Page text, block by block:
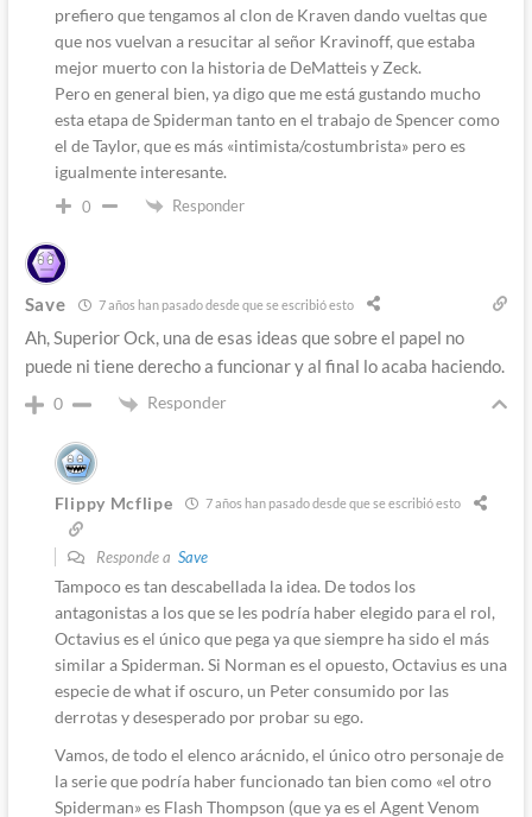
prefiero que tengamos al clon de Kraven dando vueltas que
que nos vuelvan a resucitar al señor Kravinoff, que estaba
mejor muerto con la historia de DeMatteis y Zeck.
Pero en general bien, ya digo que me está gustando mucho
esta etapa de Spiderman tanto en el trabajo de Spencer como
el de Taylor, que es más «intimista/costumbrista» pero es
igualmente interesante.
0 Responder
Save 7 años han pasado desde que se escribió esto
Ah, Superior Ock, una de esas ideas que sobre el papel no
puede ni tiene derecho a funcionar y al final lo acaba haciendo.
0 Responder
Flippy Mcflipe 7 años han pasado desde que se escribió esto
Responde a Save
Tampoco es tan descabellada la idea. De todos los
antagonistas a los que se les podría haber elegido para el rol,
Octavius es el único que pega ya que siempre ha sido el más
similar a Spiderman. Si Norman es el opuesto, Octavius es una
especie de what if oscuro, un Peter consumido por las
derrotas y desesperado por probar su ego.
Vamos, de todo el elenco arácnido, el único otro personaje de
la serie que podría haber funcionado tan bien como «el otro
Spiderman» es Flash Thompson (que ya es el Agent Venom